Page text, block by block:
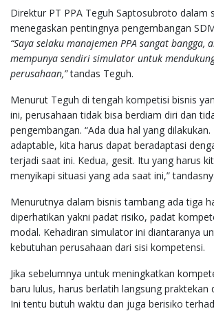
Direktur PT PPA Teguh Saptosubroto dalam
menegaskan pentingnya pengembangan
“Saya selaku manajemen PPA sangat bangga,
mempunya sendiri simulator untuk
perusahaan,”tandas Teguh.
Menurut Teguh di tengah kompetisi bisnis
ini, perusahaan tidak bisa berdiam diri dan
pengembangan. “Ada dua hal yang
adaptable, kita harus dapat beradaptasi
terjadi saat ini. Kedua, gesit. Itu yang harus
menyikapi situasi yang ada saat ini,”
Menurutnya dalam bisnis tambang ada tiga
diperhatikan yakni padat risiko, padat
modal. Kehadiran simulator ini diantaranya
kebutuhan perusahaan dari sisi kompetensi.
Jika sebelumnya untuk meningkatkan
baru lulus, harus berlatih langsung praktekan
Ini tentu butuh waktu dan juga berisiko